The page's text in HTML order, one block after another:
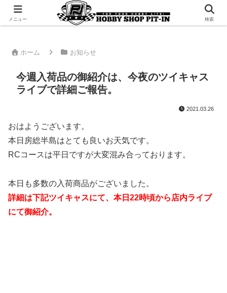
千葉県君津市でラジコンやプラモデルを販売。 ピットインのウェブサイトです
ホーム お知らせ
今週入荷品の御紹介は、今夜のツイキャス
ライブで詳細ご報告。
2021.03.26
おはようございます。
本日房総半島はとても良いお天気です。
RCコースは平日ですが大変混み合っております。
本日も多数の入荷商品がございました。
詳細は下記ツイキャスにて、本日22時頃から店内ライブ
にて御紹介。
メニュー 検索